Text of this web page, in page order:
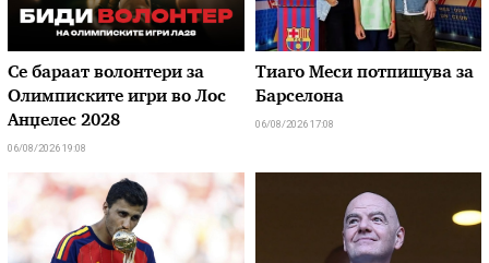
Се бараат волонтери за
Олимписките игри во Лос
Анџелес 2028
06/08/2026 19:08
Тиаго Меси потпишува за
Барселона
06/08/2026 17:08